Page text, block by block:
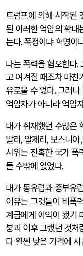
트럼프에 의해 시작된
된 이러한 억압의 확대
는다.폭정이냐 혁명이
나는 폭력을 혐오한다.
고 여겨질 때조차 마찬
유로울 수 없다.그러나
억압자가 아니라 억압
내가 취재했던 수많은
말라, 알제리, 보스니아,
시위는 잔혹한 국가 폭
들 수밖에 없었다.
내가 동유럽과 중부유
이유는 그것들이 비폭
계급에게 이익이 됐기
붕괴 이후 그랬던 것처
다 훨씬 낮은 가격에